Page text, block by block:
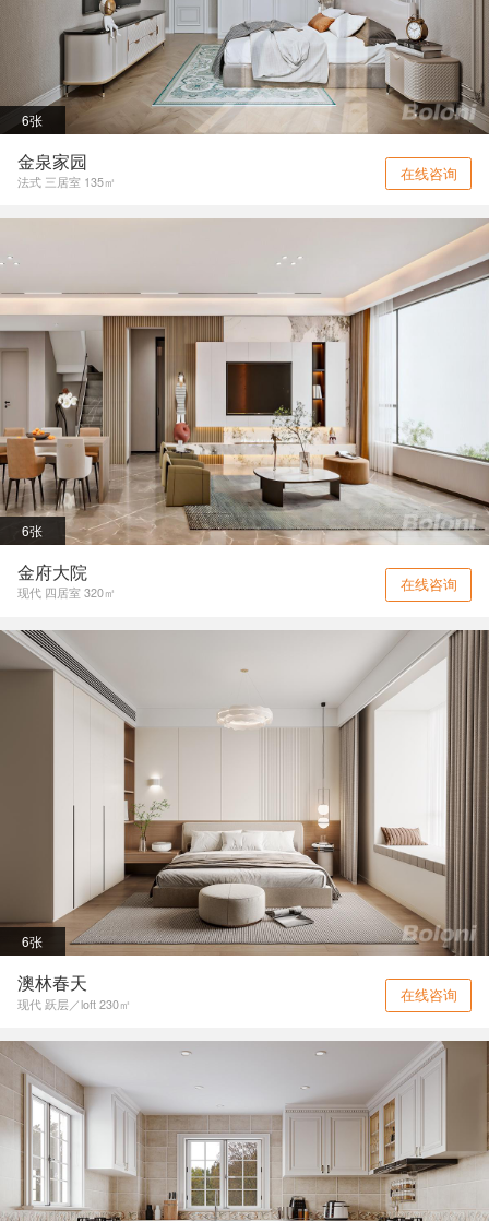
6张
金泉家园
法式 三居室 135㎡ 在线咨询
6张
金府大院
现代 四居室 320㎡ 在线咨询
6张
澳林春天
现代 跃层／loft 230㎡ 在线咨询